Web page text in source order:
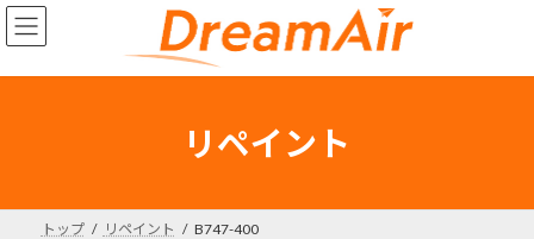
コ
ン
ン
ナ
ビ
ー
リペイント
トップ リペイント B747-400